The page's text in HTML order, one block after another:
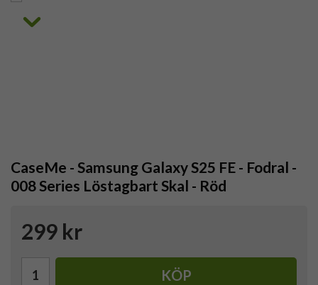
CaseMe - Samsung Galaxy S25 FE - Fodral -
008 Series Löstagbart Skal - Röd
299 kr
KÖP